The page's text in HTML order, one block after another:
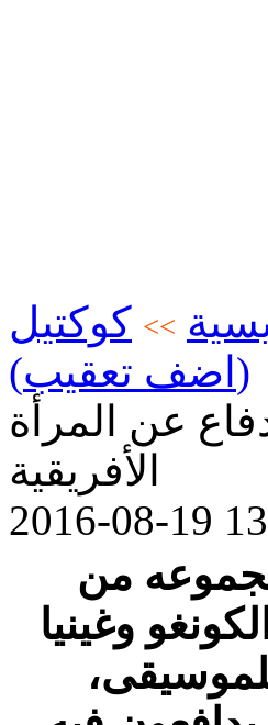
>> كوكتيل
(اضف تعقيب)
عن المرأة
الأفريقية
2016-08-19
من
وغينيا
فى مهرجان "تو" في دورته الـ 26 للموسيقى،